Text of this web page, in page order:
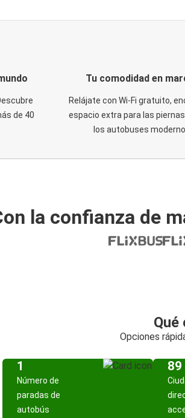
de 40
Tu comodidad en
Relájate con Wi-Fi gratuito,
espacio extra para las
los autobuses
la confianza de
Qué
Opciones
1
Número de
paradas de
autobús
89